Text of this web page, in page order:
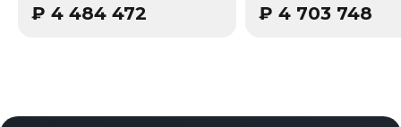
₽ 4 484 472 ₽ 4 703 748